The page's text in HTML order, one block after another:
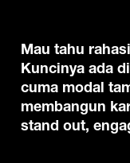
Mau tahu
Kuncinya ada
cuma modal
membangun
stand out,